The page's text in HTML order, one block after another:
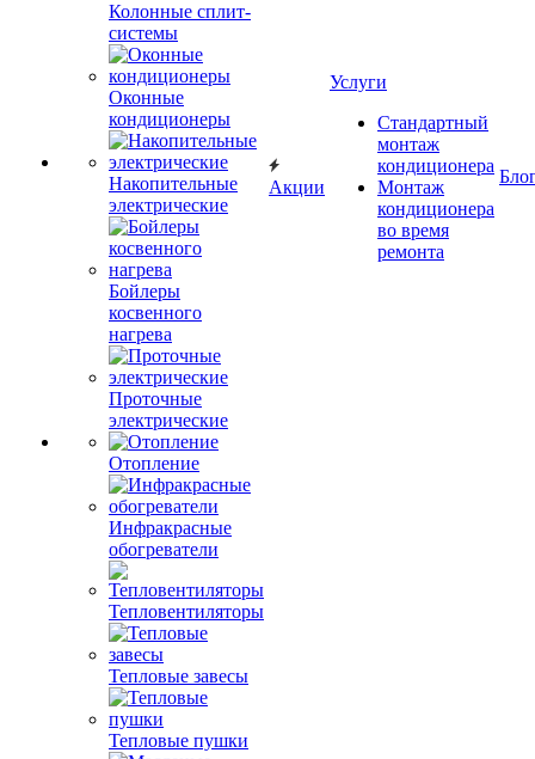
Колонные сплит-
системы
Оконные
кондиционеры
Накопительные
электрические
Бойлеры
косвенного
нагрева
Проточные
электрические
Отопление
Инфракрасные
обогреватели
Тепловентиляторы
Тепловые завесы
Тепловые пушки
Акции
Услуги
Стандартный
монтаж
кондиционера
Монтаж
кондиционера
во время
ремонта